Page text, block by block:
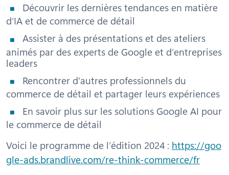
Découvrir les dernières tendances en matière
d’IA et de commerce de détail
Assister à des présentations et des ateliers
animés par des experts de Google et d’entreprises
leaders
Rencontrer d’autres professionnels du
commerce de détail et partager leurs expériences
En savoir plus sur les solutions Google AI pour
le commerce de détail
Voici le programme de l’édition 2024 : https://goo
gle-ads.brandlive.com/re-think-commerce/fr